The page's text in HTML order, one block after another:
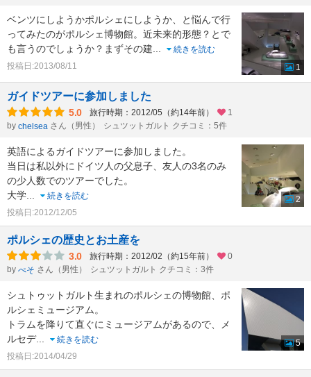
ベンツにしようかポルシェにしようか、と悩んで行
ってみたのがポルシェ博物館。近未来的形態？とで
も言うのでしょうか？まずその建
続きを読む
投稿日:2013/08/11
1
ガイドツアーに参加しました
5.0 旅行時期：2012/05（約14年前）
1
by chelsea さん（男性） シュツットガルト クチコミ：5件
英語によるガイドツアーに参加しました。
当日は私以外にドイツ人の父息子、友人の3名のみ
の少人数でのツアーでした。
大学
続きを読む
投稿日:2012/12/05
2
ポルシェの歴史とお土産を
3.0 旅行時期：2012/02（約15年前）
0
by ぺそ さん（男性） シュツットガルト クチコミ：3件
シュトゥットガルト生まれのポルシェの博物館、ポ
ルシェミュージアム。
トラムを降りて直ぐにミュージアムがあるので、メ
ルセデ...
続きを読む
投稿日:2014/04/29
5